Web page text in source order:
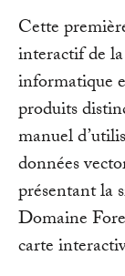
Cette
interactif de
informatique
produits
manuel
données
présentant la
Domaine
carte